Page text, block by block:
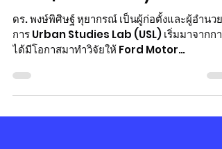
URBAN STUDIES LAB
ดร. พงษ์พิศิษฐ์ หุยากรณ์ เสียงจาก
ชุมชนกับการพัฒนาเมืองอย่าง
ยั่งยืน | Community Voices
ดร. พงษ์พิศิษฐ์ หุยากรณ์ เป็นผู้ก่อตั้งและผู้อำนวย